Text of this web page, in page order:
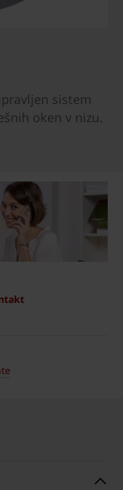
sistem
oken v nizu.